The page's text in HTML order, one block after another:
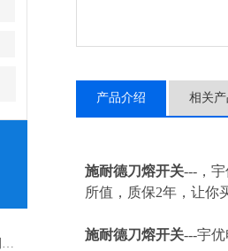
剖析交流接触器短路环防噪机制与电气安全操作红线
产品介绍 相关产
施耐德刀熔开关---，
所值，质保2年，让你
施耐德刀熔开关---宇优